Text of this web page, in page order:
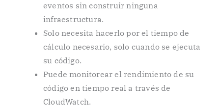
eventos sin construir ninguna
infraestructura.
Solo necesita hacerlo por el tiempo de
cálculo necesario, solo cuando se ejecuta
su código.
Puede monitorear el rendimiento de su
código en tiempo real a través de
CloudWatch.